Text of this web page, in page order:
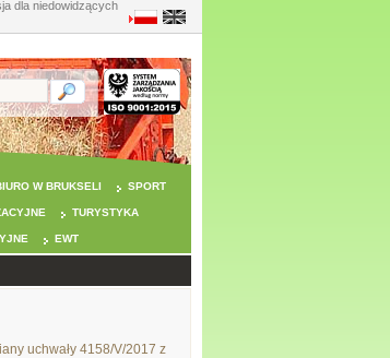
dla niedowidzących
W BRUKSELI SPORT
TURYSTYKA
EWT
uchwały 4158/V/2017 z